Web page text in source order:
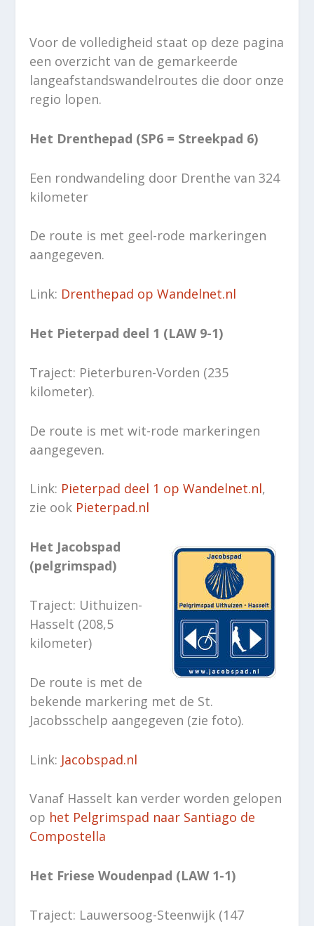
Voor de volledigheid staat op deze pagina
een overzicht van de gemarkeerde
langeafstandswandelroutes die door onze
regio lopen.
Het Drenthepad (SP6 = Streekpad 6)
Een rondwandeling door Drenthe van 324
kilometer
De route is met geel-rode markeringen
aangegeven.
Link: Drenthepad op Wandelnet.nl
Het Pieterpad deel 1 (LAW 9-1)
Traject: Pieterburen-Vorden (235
kilometer).
De route is met wit-rode markeringen
aangegeven.
Link: Pieterpad deel 1 op Wandelnet.nl,
zie ook Pieterpad.nl
Het Jacobspad
(pelgrimspad)
Traject: Uithuizen-
Hasselt (208,5
kilometer)
De route is met de
bekende markering met de St.
Jacobsschelp aangegeven (zie foto).
Link: Jacobspad.nl
Vanaf Hasselt kan verder worden gelopen
op het Pelgrimspad naar Santiago de
Compostella
Het Friese Woudenpad (LAW 1-1)
Traject: Lauwersoog-Steenwijk (147